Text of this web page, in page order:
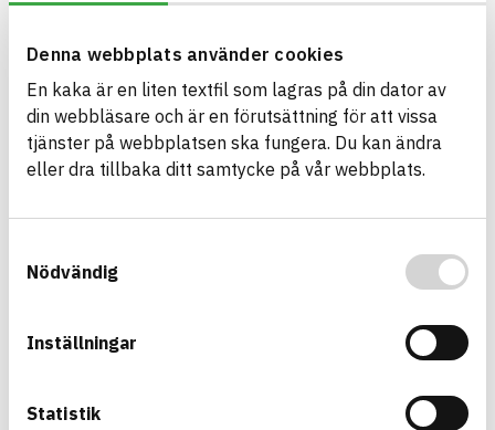
Denna webbplats använder cookies
En kaka är en liten textfil som lagras på din dator av
din webbläsare och är en förutsättning för att vissa
tjänster på webbplatsen ska fungera. Du kan ändra
eller dra tillbaka ditt samtycke på vår webbplats.
Nödvändig
Inställningar
Statistik
Build with BASTA - conscious
product choices!
The BASTA system is alone on the market in
sustainability information about construction
and grades with regard to phasing out hazardous
BASTA is a subsidiary to
Byggföretagen